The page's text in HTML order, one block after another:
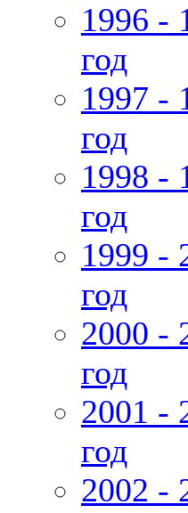
1996 -
год
1997 -
год
1998 -
год
1999 -
год
2000 -
год
2001 -
год
2002 -